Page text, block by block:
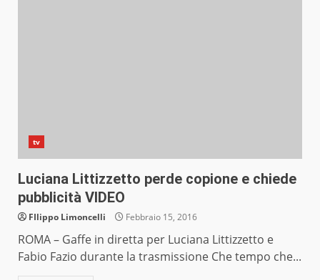
tv
Luciana Littizzetto perde copione e chiede
pubblicità VIDEO
FIlippo Limoncelli Febbraio 15, 2016
ROMA – Gaffe in diretta per Luciana Littizzetto e
Fabio Fazio durante la trasmissione Che tempo che...